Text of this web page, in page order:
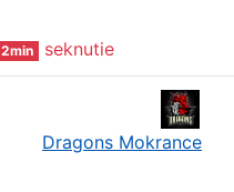
2min seknutie
Dragons Mokrance